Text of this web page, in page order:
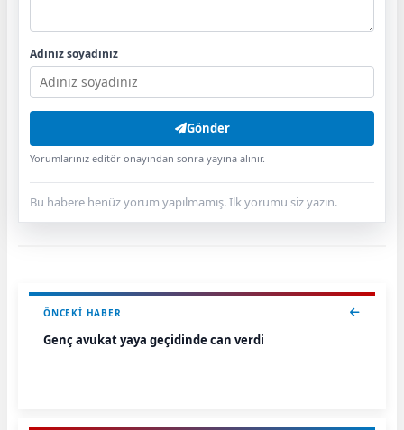
Adınız soyadınız
Gönder
Yorumlarınız editör onayından sonra yayına alınır.
Bu habere henüz yorum yapılmamış. İlk yorumu siz yazın.
ÖNCEKI HABER
Genç avukat yaya geçidinde can verdi